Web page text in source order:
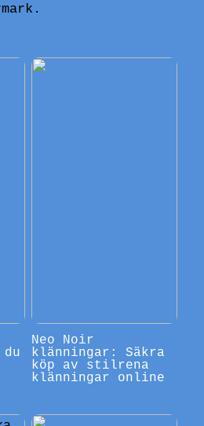
Neo Noir
klänningar: Säkra
köp av stilrena
klänningar online